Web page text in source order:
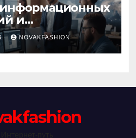
информационных
и
решения
NOVAKFASHION